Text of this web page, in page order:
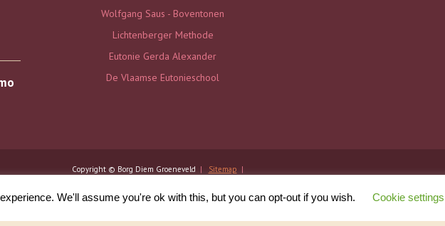
Wolfgang Saus - Boventonen
Lichtenberger Methode
Eutonie Gerda Alexander
De Vlaamse Eutonieschool
Copyright © Borg Diem Groeneveld | Sitemap |
We'll assume you're ok with this, but you can opt-out if you wish. Cookie settings